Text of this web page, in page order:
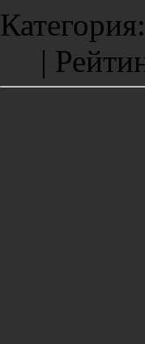
Категория:
|